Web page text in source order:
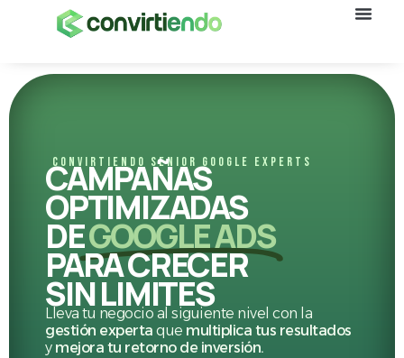
CONVIRTIENDO SENIOR GOOGLE EXPERTS
CAMPAÑAS
OPTIMIZADAS
DEGOOGLE ADS
PARA CRECER
SIN LIMITES
Lleva tu negocio al siguiente nivel con la
gestión experta que multiplica tus resultados
y mejora tu retorno de inversión.